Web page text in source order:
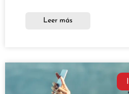
Leer más